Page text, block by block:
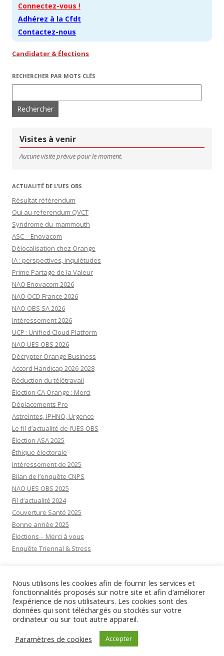
Connectez-vous !
Adhérez à la Cfdt
Contactez-nous
Candidater & Élections
RECHERCHER PAR MOTS CLÉS
Visites à venir
Aucune visite prévue pour le moment.
ACTUALITÉ DE L’UES OBS
Résultat référendum
Oui au referendum QVCT
Syndrome du mammouth
ASC – Enovacom
Délocalisation chez Orange
IA : perspectives, inquiétudes
Prime Partage de la Valeur
NAO Enovacom 2026
NAO OCD France 2026
NAO OBS SA 2026
Intéressement 2026
UCP : Unified Cloud Platform
NAO UES OBS 2026
Décrypter Orange Business
Accord Handicap 2026-2028
Réduction du télétravail
Élection CA Orange : Merci
Déplacements Pro
Astreintes, IPHNO, Urgence
Le fil d’actualité de l’UES OBS
Élection ASA 2025
Éthique électorale
Intéressement de 2025
Bilan de l’enquête CNPS
NAO UES OBS 2025
Fil d’actualité 2024
Couverture Santé 2025
Bonne année 2025
Élections – Merci à vous
Enquête Triennal & Stress
Visiteurs d’hier: 20
Nous utilisons les cookies afin de fournir les services et
fonctionnalités proposés sur notre site et afin d’améliorer
l’expérience de nos utilisateurs. Les cookies sont des
données qui sont téléchargés ou stockés sur votre
ordinateur ou sur tout autre appareil.
Paramètres de cookies
Accepter